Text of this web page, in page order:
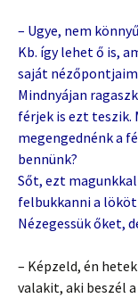
– Ugye, nem
Kb. így lehet ő is,
saját
Mindnyájan
férjek is ezt teszik.
megengednénk a
bennünk?
Sőt, ezt
felbukkanni a
Nézegessük őket,
– Képzeld, én
valakit, aki beszél